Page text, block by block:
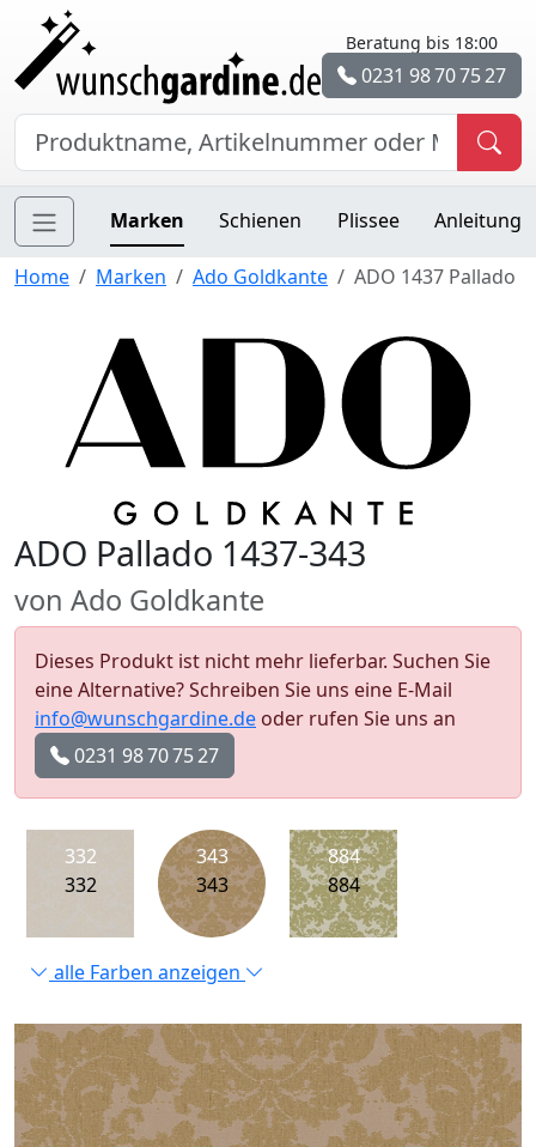
Beratung bis 18:00
0231 98 70 75 27
Marken Schienen Plissee Anleitung
Home Marken Ado Goldkante ADO 1437 Pallado
ADO Pallado 1437-343
von Ado Goldkante
Dieses Produkt ist nicht mehr lieferbar. Suchen Sie
eine Alternative? Schreiben Sie uns eine E-Mail
info@wunschgardine.de oder rufen Sie uns an
0231 98 70 75 27
332
332
343
343
884
884
alle Farben anzeigen